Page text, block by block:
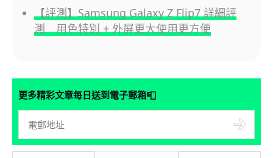
【評測】Samsung Galaxy Z Flip7 詳細評
測 用色特別 + 外屏更大使用更方便
更多精彩文章每日送到電子郵箱📮